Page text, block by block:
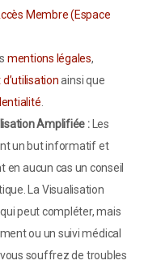
Membre (Espace
mentions légales,
ainsi que
Amplifiée :Les
un but informatif et
aucun cas un conseil
La Visualisation
peut compléter, mais
ou un suivi médical
souffrez de troubles